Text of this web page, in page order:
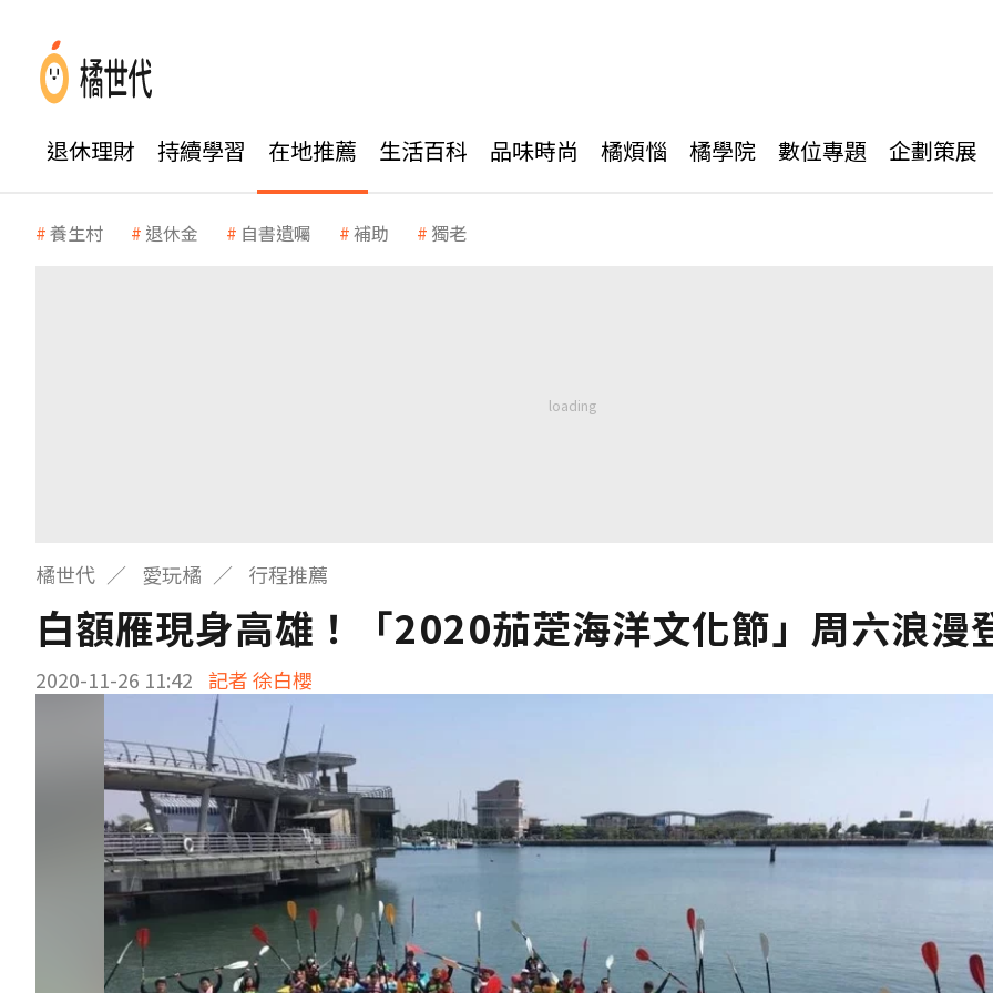
退休理財 持續學習 在地推薦 生活百科 品味時尚 橘煩惱 橘學院 數位專題 企劃策展
養生村 退休金 自書遺囑 補助 獨老
橘世代 愛玩橘 行程推薦
白額雁現身高雄！「2020茄萣海洋文化節」周六浪漫
2020-11-26 11:42 記者 徐白櫻